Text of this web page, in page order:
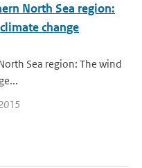
North Sea region:
change
Sea region: The wind